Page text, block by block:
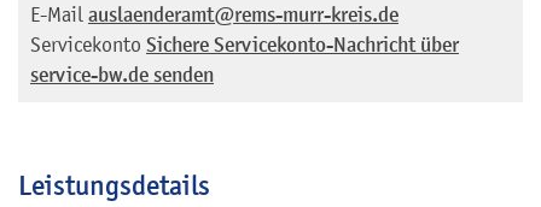
E-Mail auslaenderamt@rems-murr-kreis.de
Servicekonto Sichere Servicekonto-Nachricht über
service-bw.de senden
Leistungsdetails